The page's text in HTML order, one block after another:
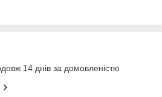
14 днів за домовленістю